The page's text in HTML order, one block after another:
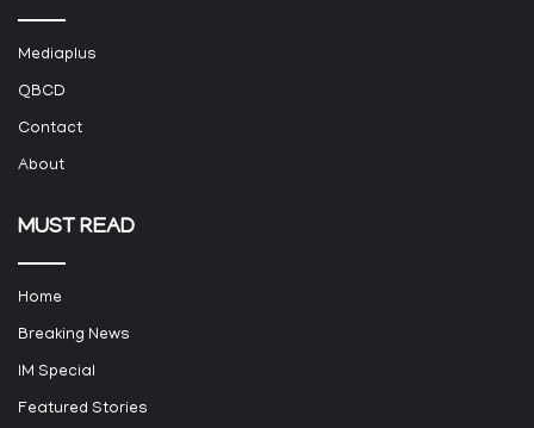
Mediaplus
QBCD
Contact
About
MUST READ
Home
Breaking News
IM Special
Featured Stories